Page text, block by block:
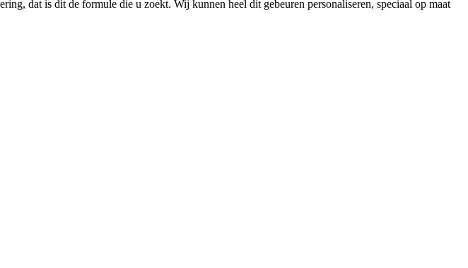
dat is dit de formule die u zoekt. Wij kunnen heel dit gebeuren personaliseren, speciaal op maat